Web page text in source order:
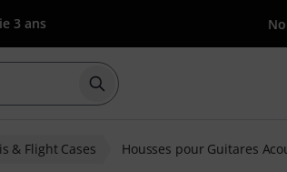
3 ans
Démarrer la recherche
& Flight Cases Housses pour Guitares